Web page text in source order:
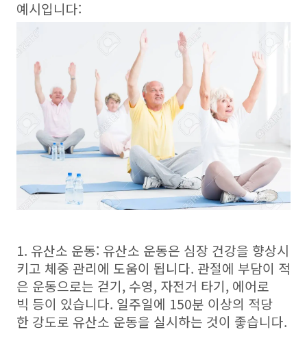
예시입니다:
1. 유산소 운동: 유산소 운동은 심장 건강을 향상시
키고 체중 관리에 도움이 됩니다. 관절에 부담이 적
은 운동으로는 걷기, 수영, 자전거 타기, 에어로
빅 등이 있습니다. 일주일에 150분 이상의 적당
한 강도로 유산소 운동을 실시하는 것이 좋습니다.